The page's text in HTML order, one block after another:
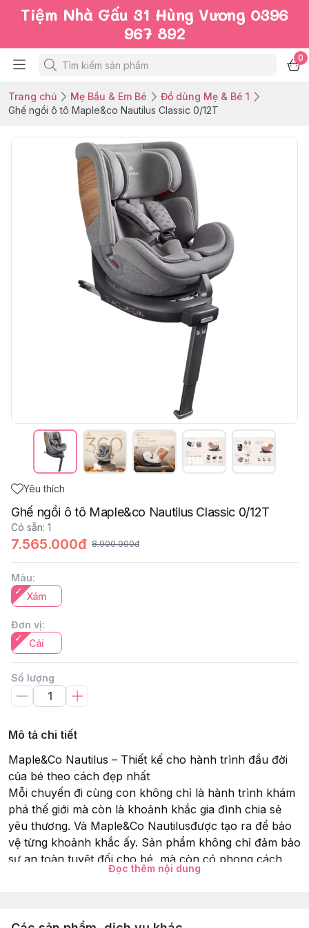
Tiệm Nhà Gấu 31 Hùng Vương 0396
967 892
0
Trang chủ Mẹ Bầu & Em Bé
Đồ dùng Mẹ & Bé 1
Ghế ngồi ô tô Maple&co Nautilus Classic 0/12T
Yêu thích
Ghế ngồi ô tô Maple&co Nautilus Classic 0/12T
Có sẵn: 1
7.565.000đ 8.900.000đ
Màu:
Xám
Đơn vị:
Cái
Số lượng
Mô tả chi tiết
Maple&Co Nautilus – Thiết kế cho hành trình đầu đời
của bé theo cách đẹp nhất
Mỗi chuyến đi cùng con không chỉ là hành trình khám
phá thế giới mà còn là khoảnh khắc gia đình chia sẻ
yêu thương. Và Maple&Co Nautilusđược tạo ra để bảo
vệ từng khoảnh khắc ấy. Sản phẩm không chỉ đảm bảo
sự an toàn tuyệt đối cho bé, mà còn có phong cách
tinh tế, sang trọng dành cho các bậc phụ huynh hiện
con chuột Apple đầu tiên,Maple&Co Nautiluskhông chỉ
Đọc thêm nội dung